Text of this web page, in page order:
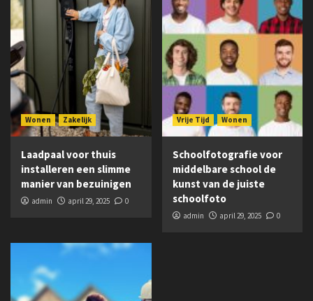
Wonen Zakelijk
Laadpaal voor thuis
installeren een slimme
manier van bezuinigen
admin april 29, 2025 0
Vrije Tijd Wonen
Schoolfotografie voor
middelbare school de
kunst van de juiste
schoolfoto
admin april 29, 2025 0